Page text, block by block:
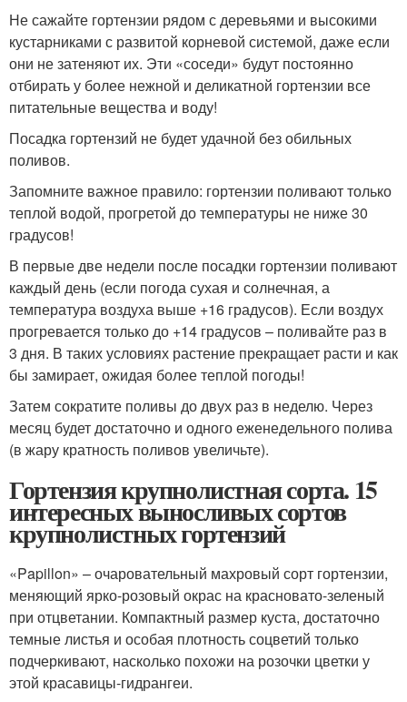
Не сажайте гортензии рядом с деревьями и высокими
кустарниками с развитой корневой системой, даже если
они не затеняют их. Эти «соседи» будут постоянно
отбирать у более нежной и деликатной гортензии все
питательные вещества и воду!
Посадка гортензий не будет удачной без обильных
поливов.
Запомните важное правило: гортензии поливают только
теплой водой, прогретой до температуры не ниже 30
градусов!
В первые две недели после посадки гортензии поливают
каждый день (если погода сухая и солнечная, а
температура воздуха выше +16 градусов). Если воздух
прогревается только до +14 градусов – поливайте раз в
3 дня. В таких условиях растение прекращает расти и как
бы замирает, ожидая более теплой погоды!
Затем сократите поливы до двух раз в неделю. Через
месяц будет достаточно и одного еженедельного полива
(в жару кратность поливов увеличьте).
Гортензия крупнолистная сорта. 15
интересных выносливых сортов
крупнолистных гортензий
«Papillon» – очаровательный махровый сорт гортензии,
меняющий ярко-розовый окрас на красновато-зеленый
при отцветании. Компактный размер куста, достаточно
темные листья и особая плотность соцветий только
подчеркивают, насколько похожи на розочки цветки у
этой красавицы-гидрангеи.